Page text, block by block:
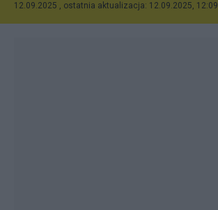
12.09.2025 , ostatnia aktualizacja: 12.09.2025, 12:09